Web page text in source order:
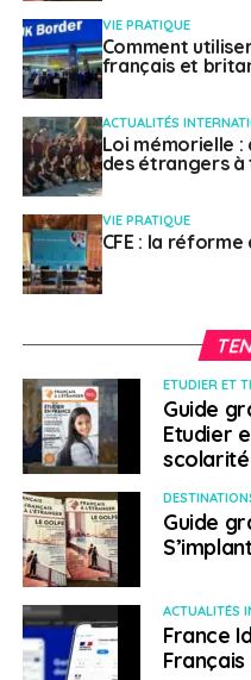
> Italie – Rome
Deux bâtiments dont un
quarantaine à Rome et
autorités.
SUJETS ASSOCIÉS:
A SUIVRE
de vigilance du 1er au
Coronavirus : les
du Quai d’Orsay
Weena
VIE PRATIQUE
Comment
français et
ACTUALITÉS
Loi mémorielle :
des étrangers
VIE PRATIQUE
CFE : la
ETUDIER ET
Guide
Etudier
Guide
ACTUALITÉS
France